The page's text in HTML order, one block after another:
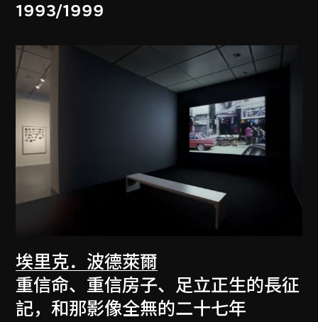
1993/1999
埃里克．波德萊爾
重信命、重信房子、足立正生的長征
記，和那影像全無的二十七年